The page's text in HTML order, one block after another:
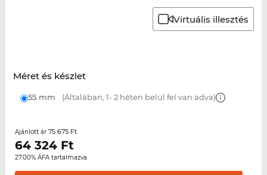
Virtuális illesztés
Méret és készlet
55 mm (Általában, 1- 2 héten belül fel van adva)
Ajánlott ár 75 675 Ft
64 324Ft
27.00% ÁFA tartalmazva